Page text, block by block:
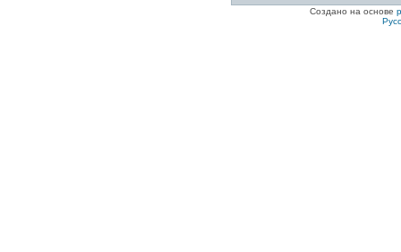
Создано на основе